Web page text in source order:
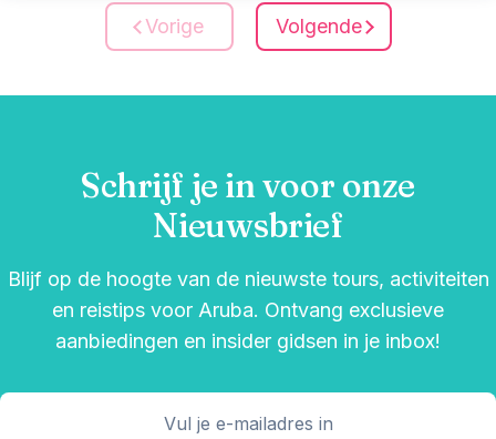
Vorige Volgende
Schrijf je in voor onze
Nieuwsbrief
Blijf op de hoogte van de nieuwste tours, activiteiten
en reistips voor Aruba. Ontvang exclusieve
aanbiedingen en insider gidsen in je inbox!